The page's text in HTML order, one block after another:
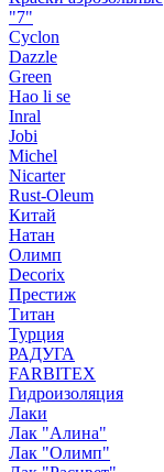
"7"
Cyclon
Dazzle
Green
Hao li se
Inral
Jobi
Michel
Nicarter
Rust-Oleum
Китай
Натан
Олимп
Decorix
Престиж
Титан
Турция
РАДУГА
FARBITEX
Гидроизоляция
Лаки
Лак "Алина"
Лак "Олимп"